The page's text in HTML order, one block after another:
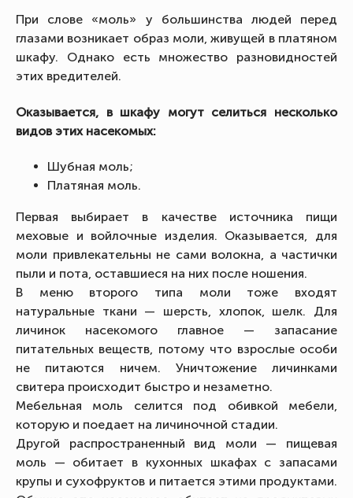
При слове «моль» у большинства людей перед
глазами возникает образ моли, живущей в платяном
шкафу. Однако есть множество разновидностей
этих вредителей.
Оказывается, в шкафу могут селиться несколько
видов этих насекомых:
Шубная моль;
Платяная моль.
Первая выбирает в качестве источника пищи
меховые и войлочные изделия. Оказывается, для
моли привлекательны не сами волокна, а частички
пыли и пота, оставшиеся на них после ношения.
В меню второго типа моли тоже входят
натуральные ткани — шерсть, хлопок, шелк. Для
личинок насекомого главное — запасание
питательных веществ, потому что взрослые особи
не питаются ничем. Уничтожение личинками
свитера происходит быстро и незаметно.
Мебельная моль селится под обивкой мебели,
которую и поедает на личиночной стадии.
Другой распространенный вид моли — пищевая
моль — обитает в кухонных шкафах с запасами
крупы и сухофруктов и питается этими продуктами.